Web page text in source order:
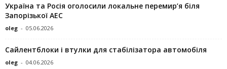
Україна та Росія оголосили локальне перемир’я біля
Запорізької АЕС
oleg - 05.06.2026
Сайлентблоки і втулки для стабілізатора автомобіля
oleg - 04.06.2026